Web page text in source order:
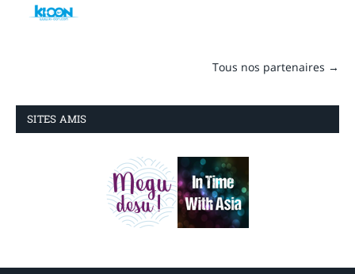
Tous nos partenaires →
SITES AMIS